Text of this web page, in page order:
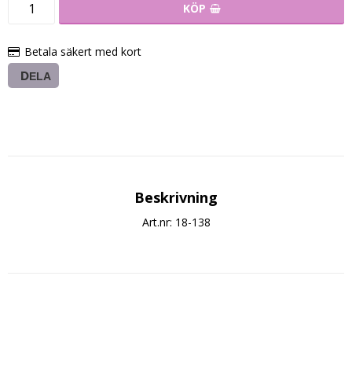
KÖP
Betala säkert med kort
DELA
Beskrivning
Art.nr: 18-138